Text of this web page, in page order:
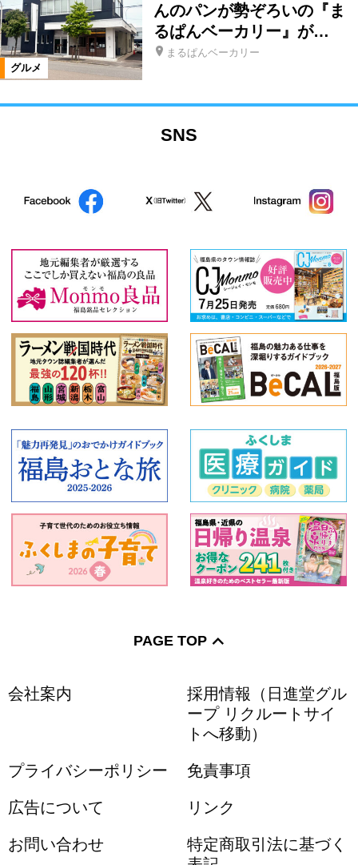
グルメ
んのパンが勢ぞろいの『ま
るぱんベーカリー』が…
まるぱんベーカリー
SNS
PAGE TOP
会社案内
採用情報（日進堂グル
ープ リクルートサイ
トへ移動）
プライバシーポリシー 免責事項
広告について リンク
お問い合わせ
特定商取引法に基づく